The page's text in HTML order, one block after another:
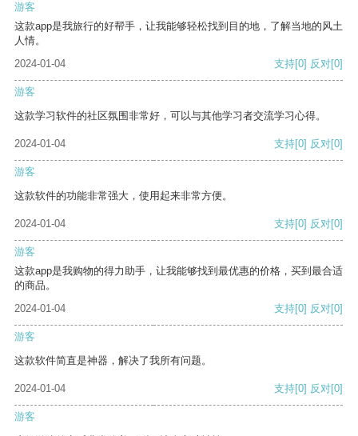
游客
这款app是我旅行的好帮手，让我能够轻松找到目的地，了解当地的风土
人情。
2024-01-04
支持[0] 反对[0]
游客
这款学习软件的社区氛围非常好，可以与其他学习者交流学习心得。
2024-01-04 支持[0] 反对[0]
游客
这款软件的功能非常强大，使用起来非常方便。
2024-01-04 支持[0] 反对[0]
游客
这款app是我购物的得力助手，让我能够找到最优惠的价格，买到最合适
的商品。
2024-01-04
支持[0] 反对[0]
游客
这款软件简直是神器，解决了我所有问题。
2024-01-04 支持[0] 反对[0]
游客